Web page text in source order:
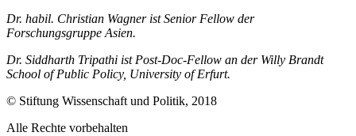
Dr. habil. Christian Wagner ist Senior Fellow der
Forschungsgruppe Asien.
Dr. Siddharth Tripathi ist Post-Doc-Fellow an der Willy Brandt
School of Public Policy, University of Erfurt.
© Stiftung Wissenschaft und Politik, 2018
Alle Rechte vorbehalten